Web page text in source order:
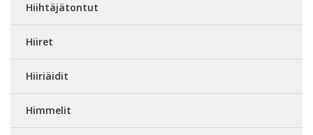
Hiihtäjätontut
Hiiret
Hiiriäidit
Himmelit